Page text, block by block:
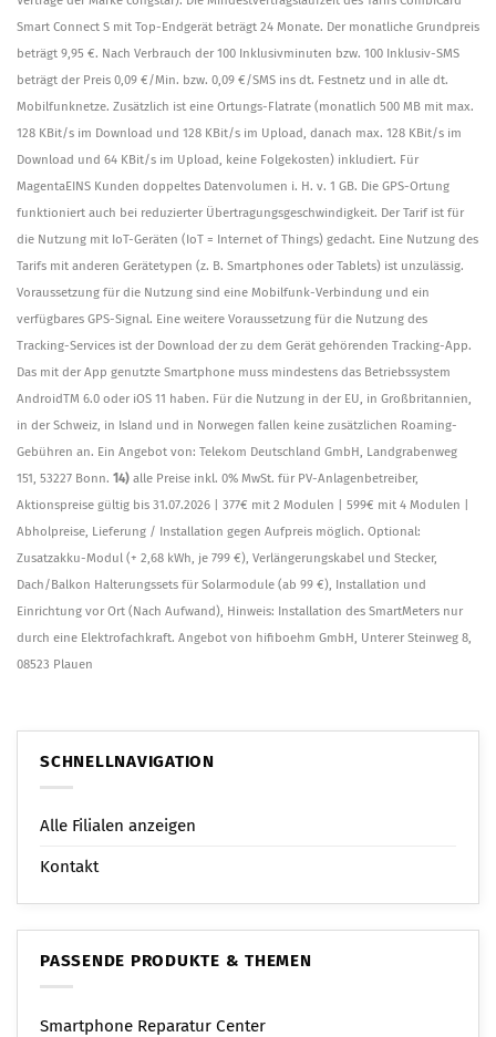
Smart Connect S mit Top-Endgerät beträgt 24 Monate. Der monatliche Grundpreis
beträgt 9,95 €. Nach Verbrauch der 100 Inklusivminuten bzw. 100 Inklusiv-SMS
beträgt der Preis 0,09 €/Min. bzw. 0,09 €/SMS ins dt. Festnetz und in alle dt.
Mobilfunknetze. Zusätzlich ist eine Ortungs-Flatrate (monatlich 500 MB mit max.
128 KBit/s im Download und 128 KBit/s im Upload, danach max. 128 KBit/s im
Download und 64 KBit/s im Upload, keine Folgekosten) inkludiert. Für
MagentaEINS Kunden doppeltes Datenvolumen i. H. v. 1 GB. Die GPS-Ortung
funktioniert auch bei reduzierter Übertragungsgeschwindigkeit. Der Tarif ist für
die Nutzung mit IoT-Geräten (IoT = Internet of Things) gedacht. Eine Nutzung des
Tarifs mit anderen Gerätetypen (z. B. Smartphones oder Tablets) ist unzulässig.
Voraussetzung für die Nutzung sind eine Mobilfunk-Verbindung und ein
verfügbares GPS-Signal. Eine weitere Voraussetzung für die Nutzung des
Tracking-Services ist der Download der zu dem Gerät gehörenden Tracking-App.
Das mit der App genutzte Smartphone muss mindestens das Betriebssystem
AndroidTM 6.0 oder iOS 11 haben. Für die Nutzung in der EU, in Großbritannien,
in der Schweiz, in Island und in Norwegen fallen keine zusätzlichen Roaming-
Gebühren an. Ein Angebot von: Telekom Deutschland GmbH, Landgrabenweg
151, 53227 Bonn. 14) alle Preise inkl. 0% MwSt. für PV-Anlagenbetreiber,
Aktionspreise gültig bis 31.07.2026 | 377€ mit 2 Modulen | 599€ mit 4 Modulen |
Abholpreise, Lieferung / Installation gegen Aufpreis möglich. Optional:
Zusatzakku-Modul (+ 2,68 kWh, je 799 €), Verlängerungskabel und Stecker,
Dach/Balkon Halterungssets für Solarmodule (ab 99 €), Installation und
Einrichtung vor Ort (Nach Aufwand), Hinweis: Installation des SmartMeters nur
durch eine Elektrofachkraft. Angebot von hifiboehm GmbH, Unterer Steinweg 8,
08523 Plauen
SCHNELLNAVIGATION
Alle Filialen anzeigen
Kontakt
PASSENDE PRODUKTE & THEMEN
Smartphone Reparatur Center